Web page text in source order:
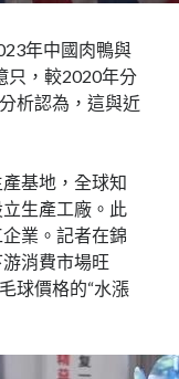
年中國肉鴨與
只，較2020年分
析認為，這與近
基地，全球知
生產工廠。此
業。記者在錦
消費市場旺
球價格的“水漲